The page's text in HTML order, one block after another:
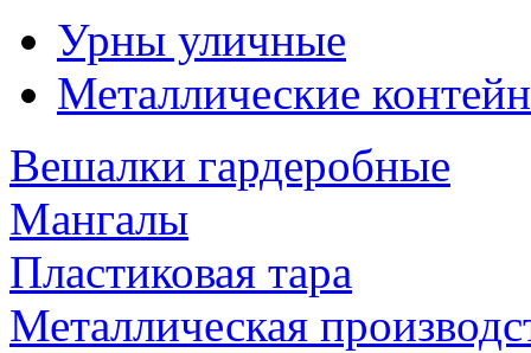
Урны уличные
Металлические
Вешалки гардеробные
Мангалы
Пластиковая тара
Металлическая